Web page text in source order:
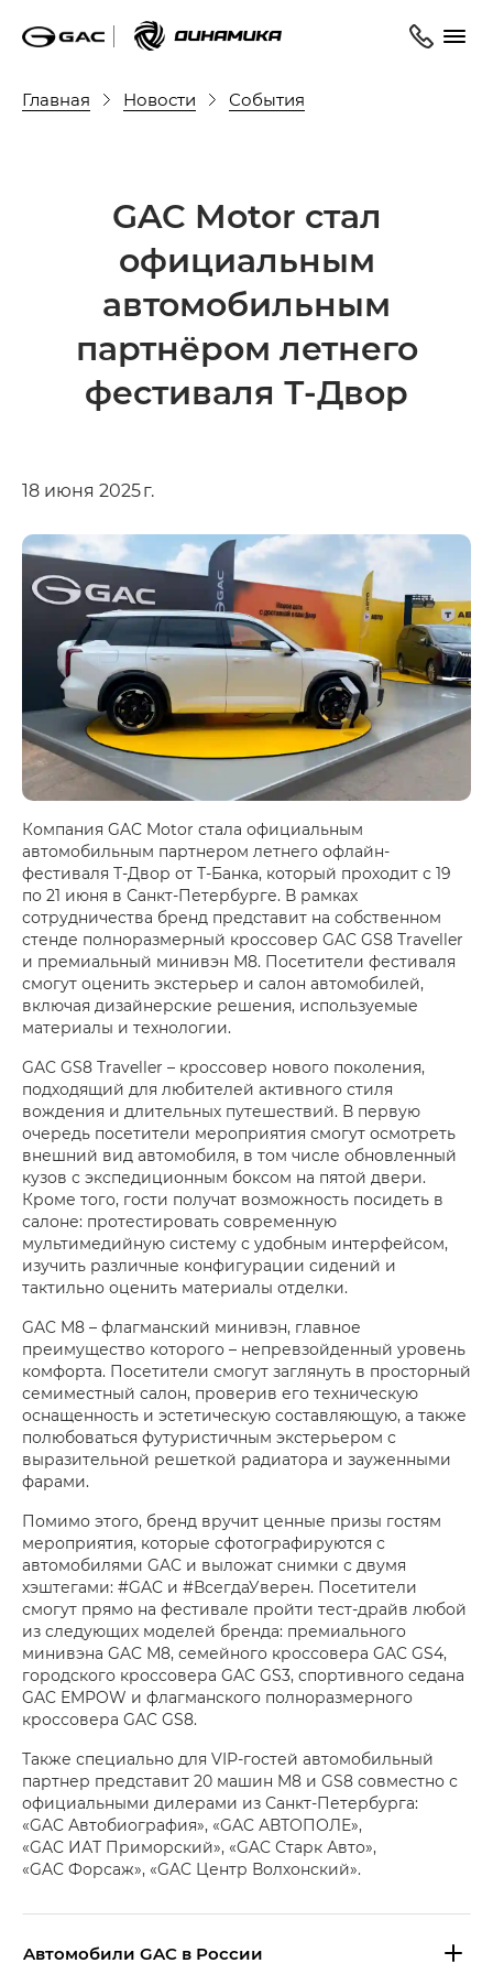
Главная Новости События
GAC Motor стал
официальным
автомобильным
партнёром летнего
фестиваля Т-Двор
18 июня 2025 г.
Компания GAC Motor стала официальным
автомобильным партнером летнего офлайн-
фестиваля Т-Двор от Т-Банка, который проходит с 19
по 21 июня в Санкт-Петербурге. В рамках
сотрудничества бренд представит на собственном
стенде полноразмерный кроссовер GAC GS8 Traveller
и премиальный минивэн М8. Посетители фестиваля
смогут оценить экстерьер и салон автомобилей,
включая дизайнерские решения, используемые
материалы и технологии.
GAC GS8 Traveller – кроссовер нового поколения,
подходящий для любителей активного стиля
вождения и длительных путешествий. В первую
очередь посетители мероприятия смогут осмотреть
внешний вид автомобиля, в том числе обновленный
кузов с экспедиционным боксом на пятой двери.
Кроме того, гости получат возможность посидеть в
салоне: протестировать современную
мультимедийную систему с удобным интерфейсом,
изучить различные конфигурации сидений и
тактильно оценить материалы отделки.
GAC M8 – флагманский минивэн, главное
преимущество которого – непревзойденный уровень
комфорта. Посетители смогут заглянуть в просторный
семиместный салон, проверив его техническую
оснащенность и эстетическую составляющую, а также
полюбоваться футуристичным экстерьером с
выразительной решеткой радиатора и зауженными
фарами.
Помимо этого, бренд вручит ценные призы гостям
мероприятия, которые сфотографируются с
автомобилями GAC и выложат снимки с двумя
хэштегами: #GAC и #ВсегдаУверен. Посетители
смогут прямо на фестивале пройти тест-драйв любой
из следующих моделей бренда: премиального
минивэна GAC М8, семейного кроссовера GAC GS4,
городского кроссовера GAC GS3, спортивного седана
GAC EMPOW и флагманского полноразмерного
кроссовера GAC GS8.
Также специально для VIP-гостей автомобильный
партнер представит 20 машин M8 и GS8 совместно с
официальными дилерами из Санкт-Петербурга:
«GAC Автобиография», «GAC АВТОПОЛЕ»,
«GAC ИАТ Приморский», «GAC Старк Авто»,
«GAC Форсаж», «GAC Центр Волхонский».
Aвтомобили GAC в России